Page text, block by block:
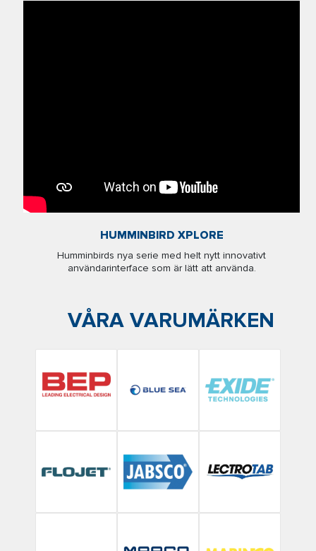
HUMMINBIRD XPLORE
Humminbirds nya serie med helt nytt innovativt
användarinterface som är lätt att använda.
VÅRA VARUMÄRKEN